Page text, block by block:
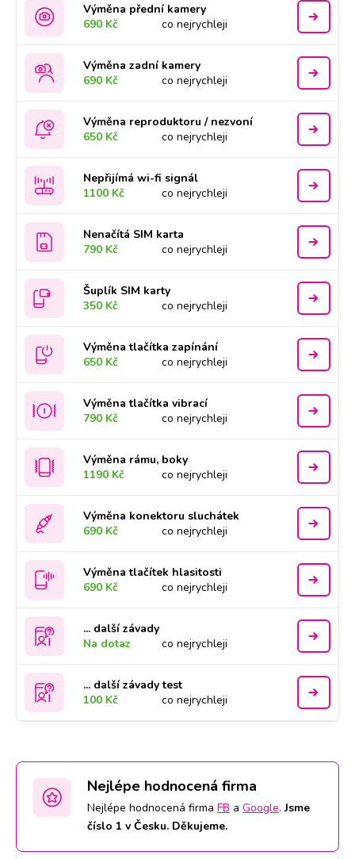
Výměna přední kamery
690 Kč
co nejrychleji
Výměna zadní kamery
690 Kč
co nejrychleji
Výměna reproduktoru / nezvoní
650 Kč
co nejrychleji
Nepřijímá wi-fi signál
1100 Kč
co nejrychleji
Nenačítá SIM karta
790 Kč
co nejrychleji
Šuplík SIM karty
350 Kč
co nejrychleji
Výměna tlačítka zapínání
650 Kč
co nejrychleji
Výměna tlačítka vibrací
790 Kč
co nejrychleji
Výměna rámu, boky
1190 Kč
co nejrychleji
Výměna konektoru sluchátek
690 Kč
co nejrychleji
Výměna tlačítek hlasitosti
690 Kč
co nejrychleji
... další závady
Na dotaz
co nejrychleji
... další závady test
100 Kč
co nejrychleji
Nejlépe hodnocená firma
Nejlépe hodnocená firma FB a Google.Jsme
číslo 1 v Česku. Děkujeme.